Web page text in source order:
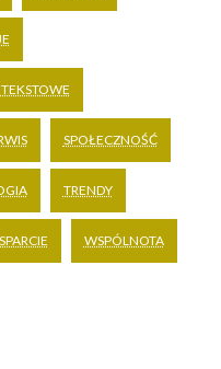
SPOŁECZNOŚĆ
TRENDY
WSPÓLNOTA